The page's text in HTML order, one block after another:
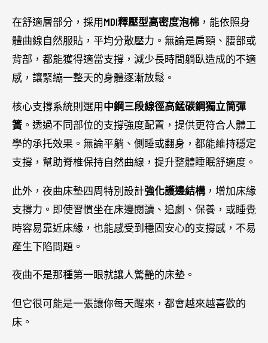
在舒適層部分，採用MDI釋壓型高密度泡棉 ，能依照身
體曲線自然服貼，平均分散壓力。無論是肩頸、腰部或
背部，都能獲得適當支撐，減少長時間躺臥造成的不適
感，讓緊繃一整天的身體逐漸放鬆。
核心支撐系統則選用中鋼三段線徑高錳碳鋼獨立筒彈
簧 。透過不同部位的支撐強度配置，提供更符合人體工
學的承托效果。無論平躺、側睡或翻身，都能維持穩定
支撐，幫助脊椎保持自然曲線，提升整體睡眠舒適度。
此外，夜曲床墊四周特別設計強化護邊結構，增加床緣
支撐力。即使習慣坐在床邊閱讀、追劇、保養，或睡覺
時容易靠近床緣，也能感受到穩固安心的支撐感，不易
產生下陷問題。
夜曲不是那種第一眼就讓人驚艷的床墊。
但它很可能是一張讓你每天醒來，都會越來越喜歡的
床。